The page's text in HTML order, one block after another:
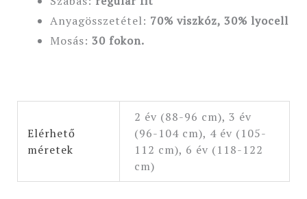
Anyagösszetétel: 70% viszkóz, 30% lyocell
Mosás: 30 fokon.
Elérhető
méretek
2 év (88-96 cm), 3 év
(96-104 cm), 4 év (105-
112 cm), 6 év (118-122
cm)